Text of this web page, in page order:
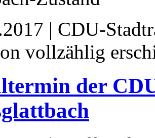
| CDU-
vollzählig
der